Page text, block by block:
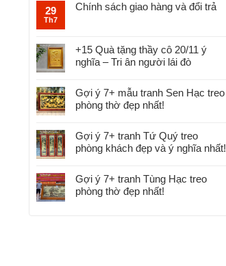
29
Th7
Chính sách giao hàng và đổi trả
+15 Quà tặng thầy cô 20/11 ý
nghĩa – Tri ân người lái đò
Gợi ý 7+ mẫu tranh Sen Hạc treo
phòng thờ đẹp nhất!
Gợi ý 7+ tranh Tứ Quý treo
phòng khách đẹp và ý nghĩa nhất!
Gợi ý 7+ tranh Tùng Hạc treo
phòng thờ đẹp nhất!